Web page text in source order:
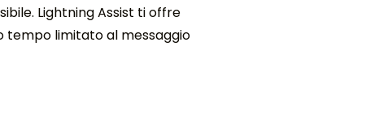
Lightning Assist ti offre
tempo limitato al messaggio